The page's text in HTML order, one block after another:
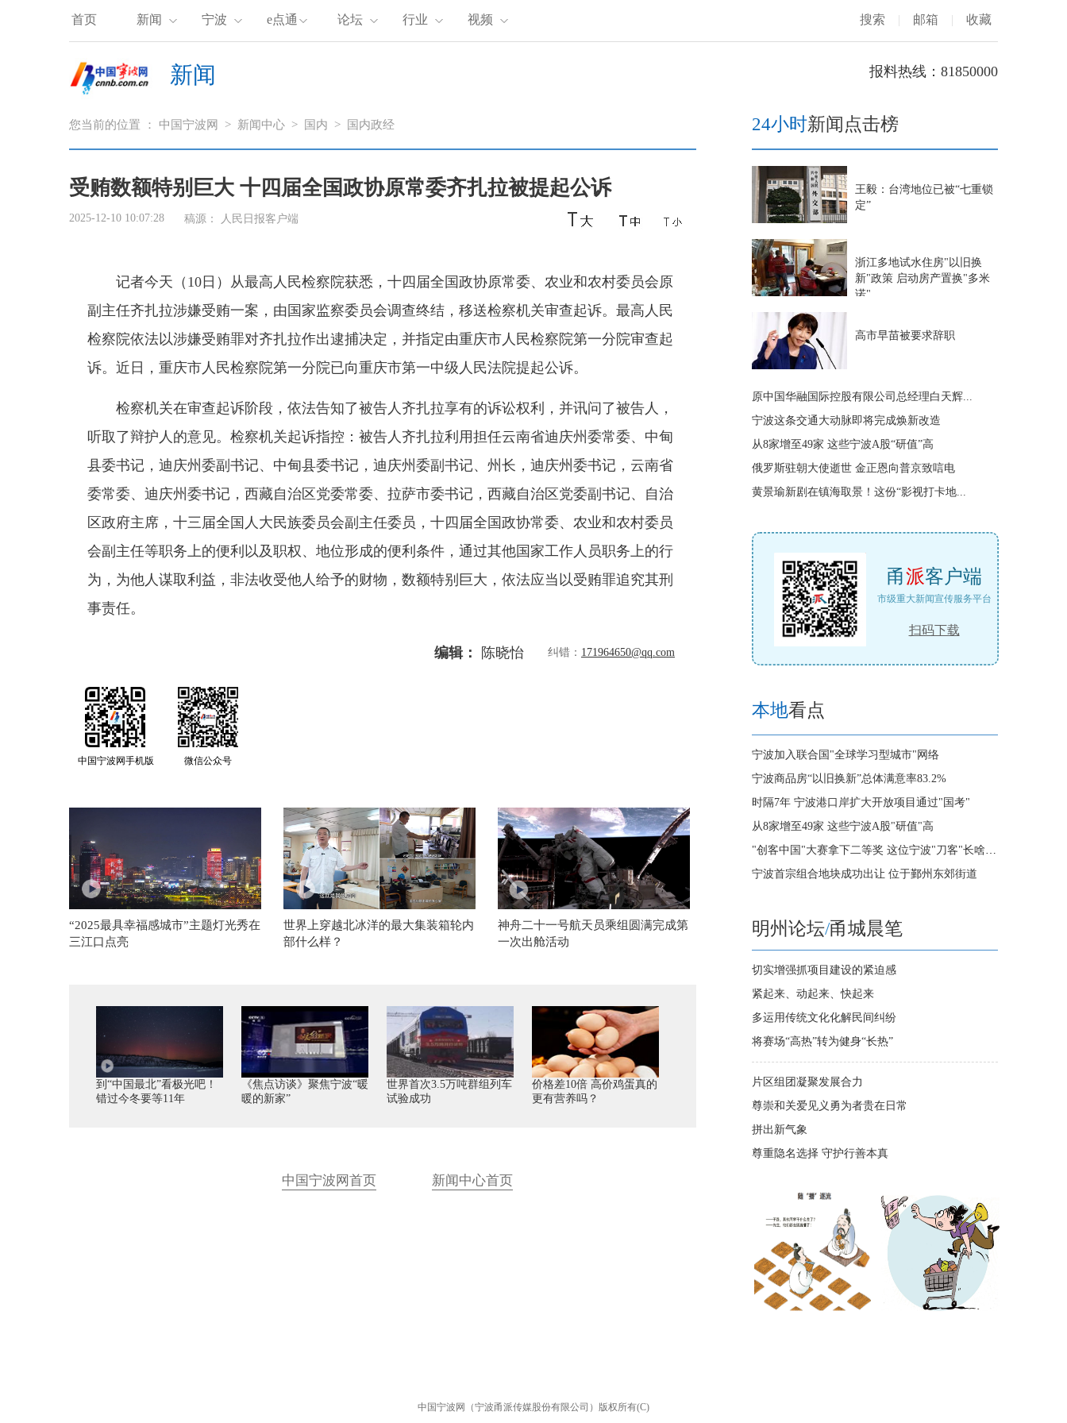
首页 新闻 宁波 e点通 论坛 行业 视频 搜索 | 邮箱 | 收藏
新闻 报料热线：81850000
您当前的位置 ： 中国宁波网 > 新闻中心 > 国内 > 国内政经
受贿数额特别巨大 十四届全国政协原常委齐扎拉被提起公诉
2025-12-10 10:07:28 稿源： 人民日报客户端
记者今天（10日）从最高人民检察院获悉，十四届全国政协原常委、农业和农村委员会原
副主任齐扎拉涉嫌受贿一案，由国家监察委员会调查终结，移送检察机关审查起诉。最高人民
检察院依法以涉嫌受贿罪对齐扎拉作出逮捕决定，并指定由重庆市人民检察院第一分院审查起
诉。近日，重庆市人民检察院第一分院已向重庆市第一中级人民法院提起公诉。
检察机关在审查起诉阶段，依法告知了被告人齐扎拉享有的诉讼权利，并讯问了被告人，
听取了辩护人的意见。检察机关起诉指控：被告人齐扎拉利用担任云南省迪庆州委常委、中甸
县委书记，迪庆州委副书记、中甸县委书记，迪庆州委副书记、州长，迪庆州委书记，云南省
委常委、迪庆州委书记，西藏自治区党委常委、拉萨市委书记，西藏自治区党委副书记、自治
区政府主席，十三届全国人大民族委员会副主任委员，十四届全国政协常委、农业和农村委员
会副主任等职务上的便利以及职权、地位形成的便利条件，通过其他国家工作人员职务上的行
为，为他人谋取利益，非法收受他人给予的财物，数额特别巨大，依法应当以受贿罪追究其刑
事责任。
编辑： 陈晓怡 纠错： 171964650@qq.com
中国宁波网手机版 微信公众号
“2025最具幸福感城市”主题灯光秀在
三江口点亮
世界上穿越北冰洋的最大集装箱轮内
部什么样？
神舟二十一号航天员乘组圆满完成第
一次出舱活动
到“中国最北”看极光吧！
错过今冬要等11年
《焦点访谈》聚焦宁波“暖
暖的新家”
世界首次3.5万吨群组列车
试验成功
价格差10倍 高价鸡蛋真的
更有营养吗？
中国宁波网首页 新闻中心首页
24小时新闻点击榜
王毅：台湾地位已被“七重锁
定”
浙江多地试水住房"以旧换
新"政策 启动房产置换"多米
诺"
高市早苗被要求辞职
原中国华融国际控股有限公司总经理白天辉...
宁波这条交通大动脉即将完成焕新改造
从8家增至49家 这些宁波A股“研值”高
俄罗斯驻朝大使逝世 金正恩向普京致唁电
黄景瑜新剧在镇海取景！这份“影视打卡地...
甬派客户端
市级重大新闻宣传服务平台
扫码下载
本地看点
宁波加入联合国"全球学习型城市"网络
宁波商品房“以旧换新”总体满意率83.2%
时隔7年 宁波港口岸扩大开放项目通过"国考"
从8家增至49家 这些宁波A股"研值"高
"创客中国"大赛拿下二等奖 这位宁波"刀客"长啥样?
宁波首宗组合地块成功出让 位于鄞州东郊街道
明州论坛/甬城晨笔
切实增强抓项目建设的紧迫感
紧起来、动起来、快起来
多运用传统文化化解民间纠纷
将赛场“高热”转为健身“长热”
片区组团凝聚发展合力
尊崇和关爱见义勇为者贵在日常
拼出新气象
尊重隐名选择 守护行善本真
中国宁波网（宁波甬派传媒股份有限公司）版权所有(C)